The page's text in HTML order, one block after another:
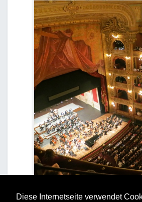
Diese Internetseite verwendet